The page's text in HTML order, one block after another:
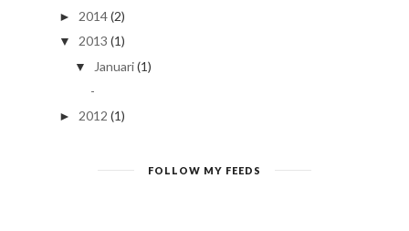
► 2014(2)
▼ 2013 (1)
▼ Januari(1)
-
► 2012 (1)
FOLLOW MY FEEDS